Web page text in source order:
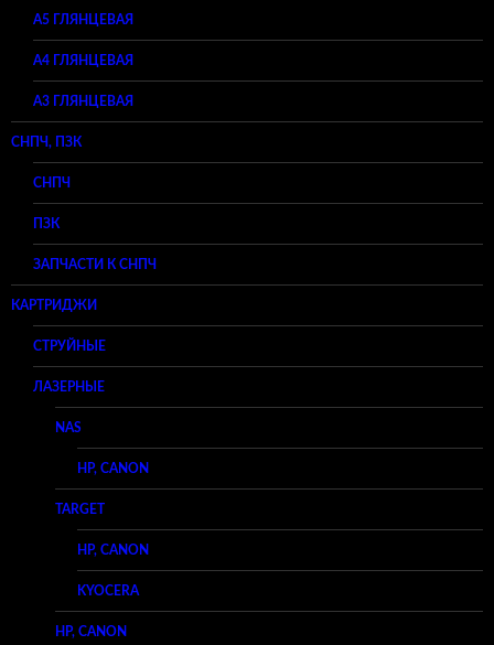
A5 ГЛЯНЦЕВАЯ
А4 ГЛЯНЦЕВАЯ
A3 ГЛЯНЦЕВАЯ
СНПЧ, ПЗК
СНПЧ
ПЗК
ЗАПЧАСТИ К СНПЧ
КАРТРИДЖИ
СТРУЙНЫЕ
ЛАЗЕРНЫЕ
NAS
HP, CANON
TARGET
HP, CANON
KYOCERA
HP, CANON